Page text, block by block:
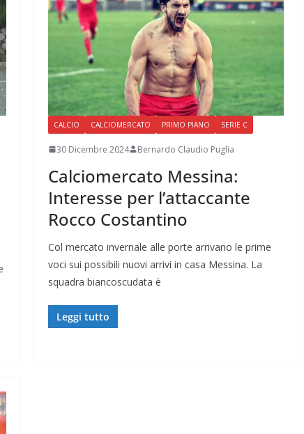
CALCIO CALCIOMERCATO PRIMO PIANO SERIE C
30 Dicembre 2024 Bernardo Claudio Puglia
Calciomercato Messina:
Interesse per l’attaccante
Rocco Costantino
Col mercato invernale alle porte arrivano le prime
voci sui possibili nuovi arrivi in casa Messina. La
squadra biancoscudata è
Leggi tutto